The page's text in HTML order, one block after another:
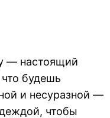
— настоящий
будешь
и несуразной —
чтобы